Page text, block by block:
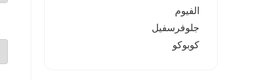
الفيوم
جلوفرسفيل
كوبوكو